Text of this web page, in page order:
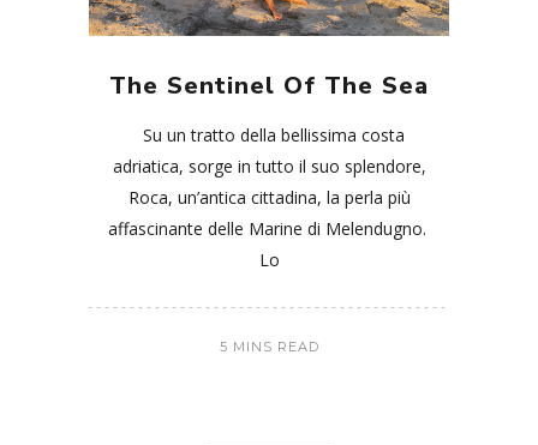
The Sentinel Of The Sea
Su un tratto della bellissima costa
adriatica, sorge in tutto il suo splendore,
Roca, un’antica cittadina, la perla più
affascinante delle Marine di Melendugno.
Lo
5 MINS READ